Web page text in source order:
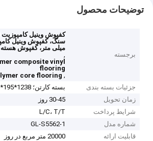
توضیحات محصول
برجسته
میلی متر، کفپوش هسته پلیمری
,
composite vinyl
flooring
,
core flooring
جزئیات بسته بندی
بسته کارتن؛ 1238*195*55mm
زمان تحویل
30-45 روز
شرایط پرداخت
L/C، T/T
شماره مدل
GL-S5562-1
قابلیت ارائه
20000 متر مربع در روز